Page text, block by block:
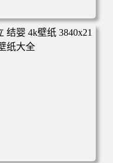
夏日壁纸 治愈系 童
清壁纸 壁纸下载 壁